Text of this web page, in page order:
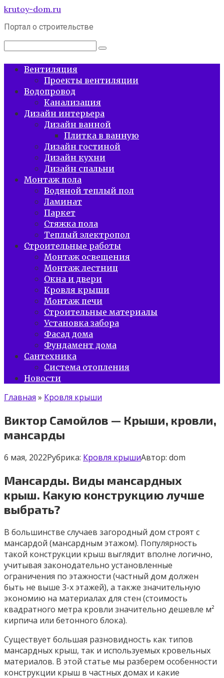
Перейти
контенту
krutoy-dom.ru
Портал о строительстве
Поиск:
Вентиляция
Проекты вентиляции
Водопровод
Канализация
Дизайн интерьера
Дизайн ванной
Плитка в ванную
Дизайн гостиной
Дизайн кухни
Дизайн спальни
Монтаж пола
Водяной теплый пол
Ламинат
Паркет
Стяжка пола
Теплый электропол
Строительные работы
Монтаж освещения
Монтаж лестниц
Окна и двери
Кровля крыши
Монтаж печи
Строительные материалы
Установка забора
Фасад дома
Фундамент дома
Сантехника
Система отопления
Новости
Главная » Кровля крыши
Виктор Самойлов — Крыши, кровли,
мансарды
6 мая, 2022Рубрика: Кровля крышиАвтор: dom
Мансарды. Виды мансардных
крыш. Какую конструкцию лучше
выбрать?
В большинстве случаев загородный дом строят с
мансардой (мансардным этажом). Популярность
такой конструкции крыш выглядит вполне логично,
учитывая законодательно установленные
ограничения по этажности (частный дом должен
быть не выше 3-х этажей), а также значительную
экономию на материалах для стен (стоимость
квадратного метра кровли значительно дешевле м²
кирпича или бетонного блока).
Существует большая разновидность как типов
мансардных крыш, так и используемых кровельных
материалов. В этой статье мы разберем особенности
конструкции крыш в частных домах и какие